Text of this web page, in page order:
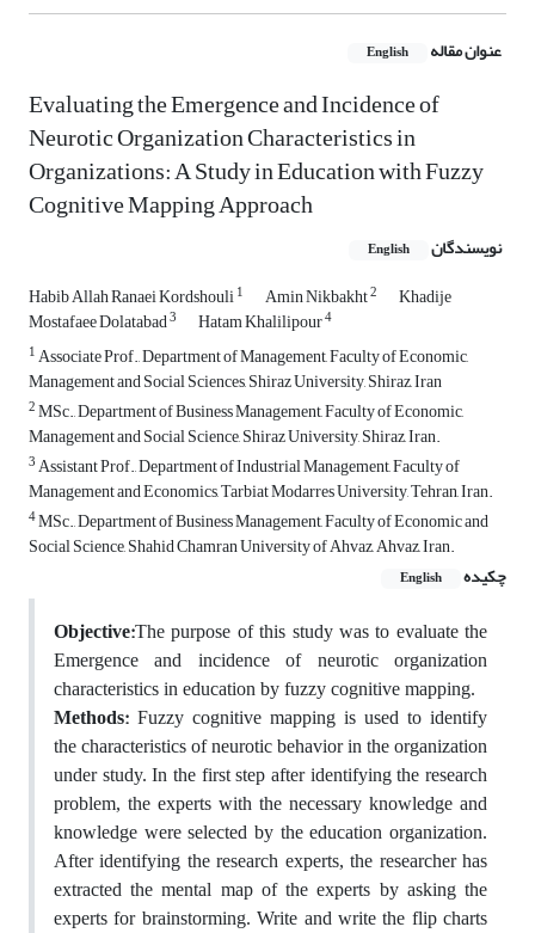
عنوان مقاله English
Evaluating the Emergence and Incidence of
Neurotic Organization Characteristics in
Organizations: A Study in Education with Fuzzy
Cognitive Mapping Approach
نویسندگان English
Habib Allah Ranaei Kordshouli1 Amin Nikbakht2 Khadije
Mostafaee Dolatabad3 Hatam Khalilipour4
1Associate Prof., Department of Management, Faculty of Economic,
Management and Social Sciences, Shiraz University, Shiraz, Iran
2MSc., Department of Business Management, Faculty of Economic,
Management and Social Science, Shiraz University, Shiraz, Iran.
3Assistant Prof., Department of Industrial Management, Faculty of
Management and Economics, Tarbiat Modarres University, Tehran, Iran.
4MSc., Department of Business Management, Faculty of Economic and
Social Science, Shahid Chamran University of Ahvaz, Ahvaz, Iran.
چکیده
English
Objective:The purpose of this study was to evaluate the
Emergence and incidence of neurotic organization
characteristics in education by fuzzy cognitive mapping.
Methods: Fuzzy cognitive mapping is used to identify
the characteristics of neurotic behavior in the organization
under study. In the first step after identifying the research
problem, the experts with the necessary knowledge and
knowledge were selected by the education organization.
After identifying the research experts, the researcher has
extracted the mental map of the experts by asking the
experts for brainstorming. Write and write the flip charts